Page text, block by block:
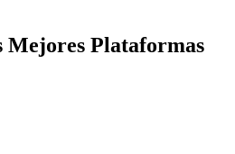
Mejores Plataformas